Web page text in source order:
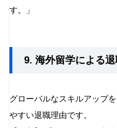
す。」
9. 海外留学による
グローバルなスキルアップ
やすい退職理由です。